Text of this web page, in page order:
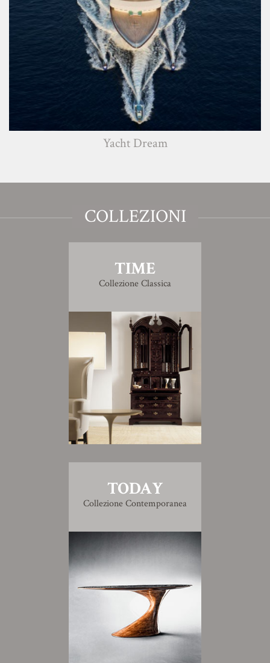
Yacht Dream
COLLEZIONI
TIME
Collezione Classica
TODAY
Collezione Contemporanea